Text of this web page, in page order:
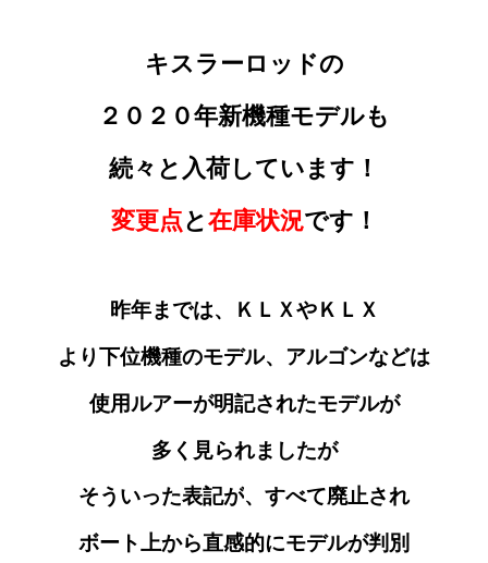
キスラーロッドの
２０２０年新機種モデルも
続々と入荷しています！
変更点と在庫状況です！
昨年までは、ＫＬＸやＫＬＸ
より下位機種のモデル、アルゴンなどは
使用ルアーが明記されたモデルが
多く見られましたが
そういった表記が、すべて廃止され
ボート上から直感的にモデルが判別